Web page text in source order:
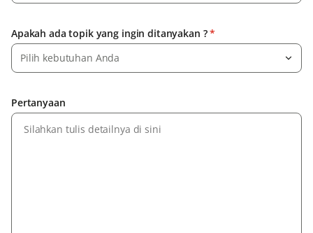
Apakah ada topik yang ingin ditanyakan ?*
Pilih kebutuhan Anda
Pertanyaan